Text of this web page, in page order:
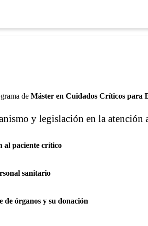
de Máster en Cuidados Críticos para
y legislación en la atención
al paciente crítico
sanitario
de órganos y su donación